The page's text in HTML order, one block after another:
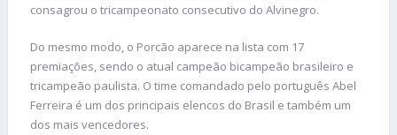
consagrou o tricampeonato consecutivo do Alvinegro.
Do mesmo modo, o Porcão aparece na lista com 17
premiações, sendo o atual campeão bicampeão brasileiro e
tricampeão paulista. O time comandado pelo português Abel
Ferreira é um dos principais elencos do Brasil e também um
dos mais vencedores.